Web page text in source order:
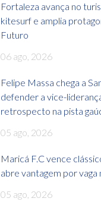
Fortaleza avança no
kitesurf e amplia
Futuro
06 ago, 2026
Felipe Massa chega a
defender a vice-
retrospecto na pista
05 ago, 2026
Maricá F.C vence
abre vantagem por vaga
05 ago, 2026